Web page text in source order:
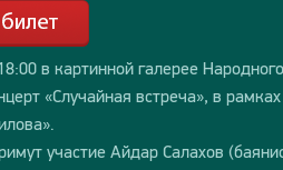
в картинной галерее
«Случайная встреча», в
участие Айдар Салахов